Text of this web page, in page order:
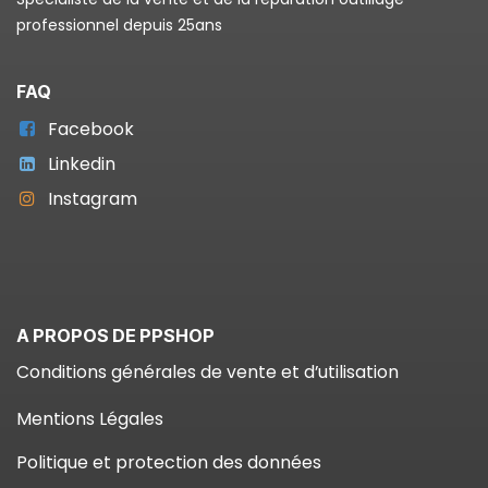
professionnel depuis 25ans
FAQ
Facebook
Linkedin
Instagram
A PROPOS DE PPSHOP
Conditions générales de vente et d’utilisation
Mentions Légales
Politique et protection des données